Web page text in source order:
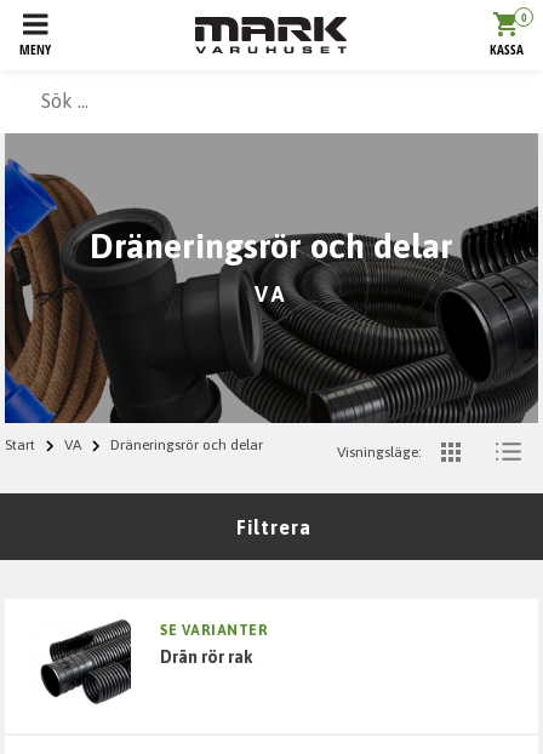
MENY
0
KASSA
Dräneringsrör och delar
VA
Start VA Dräneringsrör och delar Visningsläge:
Filtrera
Grund & Stomme
SE VARIANTER
drän rör rak